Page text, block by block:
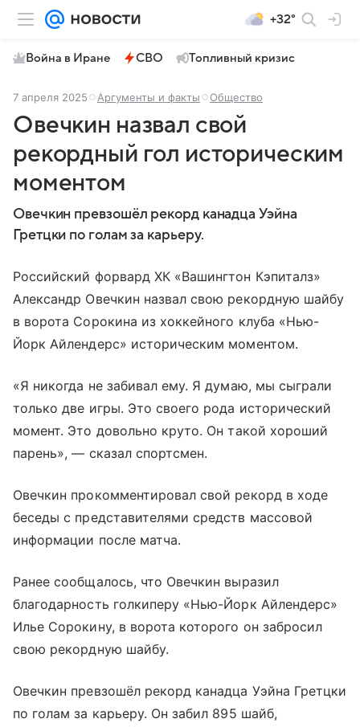
+32°
Война в Иране СВО Топливный кризис
7 апреля 2025 Аргументы и факты Общество
Овечкин назвал свой
рекордный гол историческим
моментом
Овечкин превзошёл рекорд канадца Уэйна
Гретцки по голам за карьеру.
Российский форвард ХК «Вашингтон Кэпиталз»
Александр Овечкин назвал свою рекордную шайбу
в ворота Сорокина из хоккейного клуба «Нью-
Йорк Айлендерс» историческим моментом.
«Я никогда не забивал ему. Я думаю, мы сыграли
только две игры. Это своего рода исторический
момент. Это довольно круто. Он такой хороший
парень», — сказал спортсмен.
Овечкин прокомментировал свой рекорд в ходе
беседы с представителями средств массовой
информации после матча.
Ранее сообщалось, что Овечкин выразил
благодарность голкиперу «Нью-Йорк Айлендерс»
Илье Сорокину, в ворота которого он забросил
свою рекордную шайбу.
Овечкин превзошёл рекорд канадца Уэйна Гретцки
по голам за карьеру. Он забил 895 шайб,